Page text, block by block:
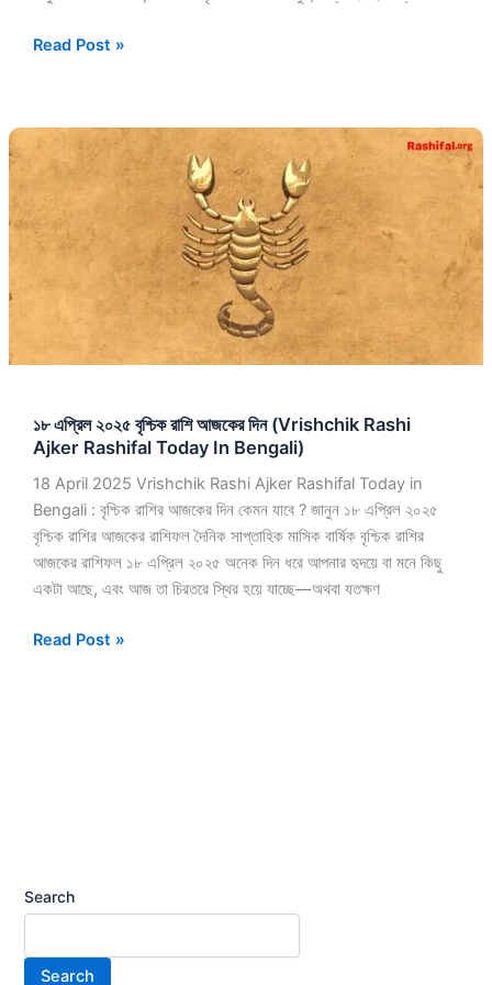
Read Post »
১৮ এপ্রিল ২০২৫ বৃশ্চিক রাশি আজকের দিন (Vrishchik Rashi
Ajker Rashifal Today In Bengali)
18 April 2025 Vrishchik Rashi Ajker Rashifal Today in
Bengali : বৃশ্চিক রাশির আজকের দিন কেমন যাবে ? জানুন ১৮ এপ্রিল ২০২৫
বৃশ্চিক রাশির আজকের রাশিফল দৈনিক সাপ্তাহিক মাসিক বার্ষিক বৃশ্চিক রাশির
আজকের রাশিফল ১৮ এপ্রিল ২০২৫ অনেক দিন ধরে আপনার হৃদয়ে বা মনে কিছু
একটা আছে, এবং আজ তা চিরতরে স্থির হয়ে যাচ্ছে—অথবা যতক্ষণ
১৮
এপ্রিল
বৃশ্চিক
রাশি
আজকের
(Vrishchik
Today
In
Bengali)
Read Post »
Search
Search